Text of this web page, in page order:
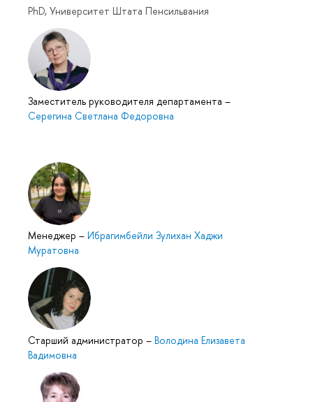
PhD, Университет Штата Пенсильвания
Заместитель руководителя департамента –
Серегина Светлана Федоровна
Менеджер – Ибрагимбейли Зулихан Хаджи
Муратовна
Старший администратор – Володина Елизавета
Вадимовна